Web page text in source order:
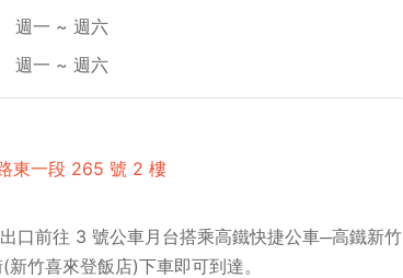
週一 ~ 週六
週一 ~ 週六
東一段 265 號 2 樓
口前往 3 號公車月台搭乘高鐵快捷公車─高鐵新竹
竹喜來登飯店)下車即可到達。